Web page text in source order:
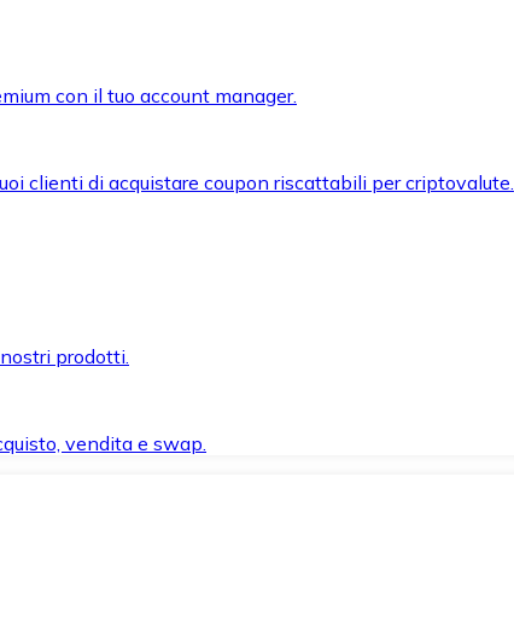
con il tuo account manager.
clienti di acquistare coupon riscattabili per criptovalute.
prodotti.
vendita e swap.